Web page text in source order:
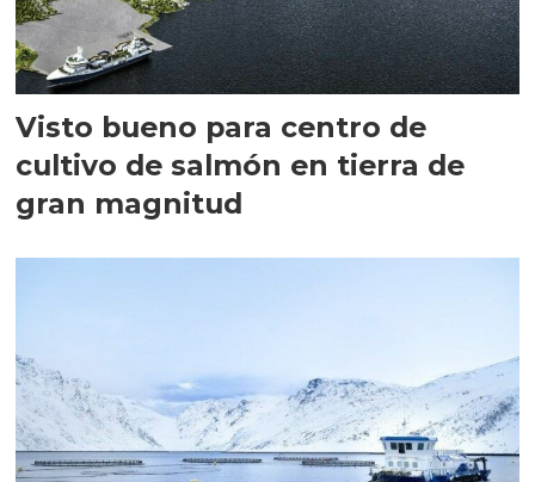
Visto bueno para centro de
cultivo de salmón en tierra de
gran magnitud